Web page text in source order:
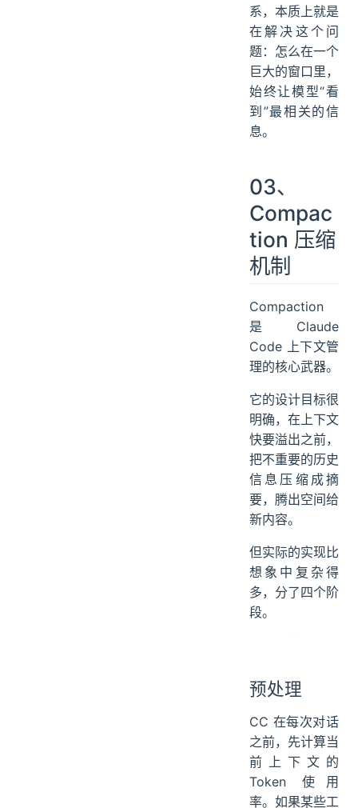
系，本质上就是
在解决这个问
题：怎么在一个
巨大的窗口里，
始终让模型“看
到”最相关的信
息。
03、
Compac
tion 压缩
机制
Compaction
是 Claude
Code 上下文管
理的核心武器。
它的设计目标很
明确，在上下文
快要溢出之前，
把不重要的历史
信息压缩成摘
要，腾出空间给
新内容。
但实际的实现比
想象中复杂得
多，分了四个阶
段。
预处理
CC 在每次对话
之前，先计算当
前上下文的
Token 使用
率。如果某些工